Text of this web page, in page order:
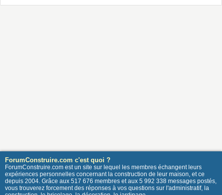
ForumConstruire.com c'est quoi ?
ForumConstruire.com est un site sur lequel les membres échangent leurs
expériences personnelles concernant la construction de leur maison, et ce
depuis 2004. Grâce aux 517 676 membres et aux 5 992 338 messages postés,
vous trouverez forcement des réponses à vos questions sur l'administratif, la